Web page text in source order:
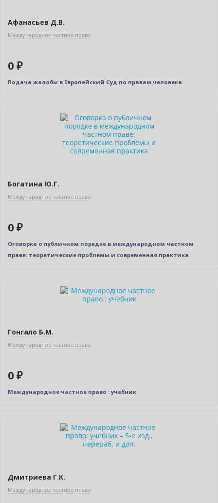
Афанасьев Д.В.
Международное частное право
0 ₽
Подача жалобы в Европейский Суд по правам человека
Богатина Ю.Г.
Международное частное право
0 ₽
Оговорка о публичном порядке в международном частном
праве: теоретические проблемы и современная практика
Гонгало Б.М.
Международное частное право
0 ₽
Международное частное право : учебник
Дмитриева Г.К.
Международное частное право